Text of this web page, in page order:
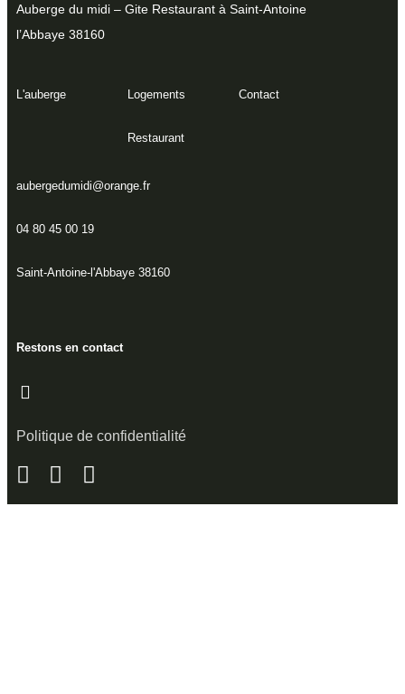
Auberge du midi – Gite Restaurant à Saint-Antoine
l’Abbaye 38160
L'auberge Logements
Restaurant
Contact
aubergedumidi@orange.fr
04 80 45 00 19
Saint-Antoine-l'Abbaye 38160
Restons en contact
Politique de confidentialité